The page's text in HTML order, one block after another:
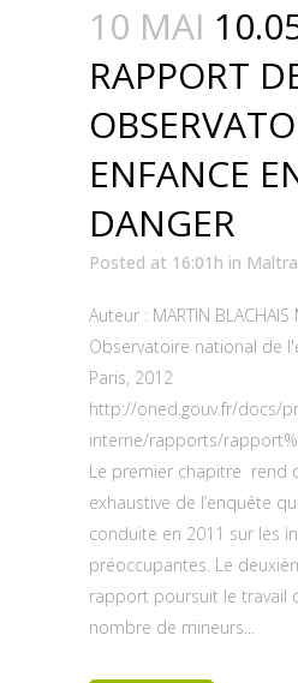
10 MAI
RAPPORT
ENFANCE
DANGER
Posted at 16:01h in
Auteur : MARTIN
Observatoire national de
Paris, 2012
http://oned.gouv.fr/docs/
interne/rapports/
Le premier chapitre rend
exhaustive de l’enquête
conduite en 2011 sur les
préoccupantes. Le
rapport poursuit le travail
nombre de mineurs...